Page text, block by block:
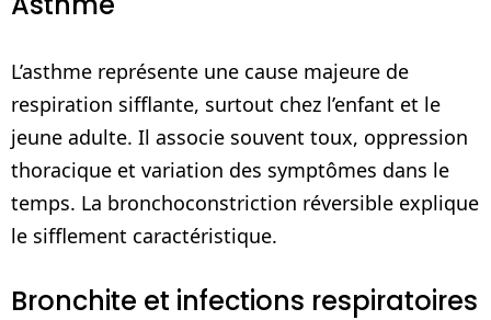
L’asthme représente une cause majeure de
respiration sifflante, surtout chez l’enfant et le
jeune adulte. Il associe souvent toux, oppression
thoracique et variation des symptômes dans le
temps. La bronchoconstriction réversible explique
le sifflement caractéristique.
Bronchite et infections respiratoires